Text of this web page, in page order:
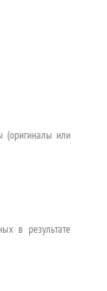
(оригиналы или
в результате